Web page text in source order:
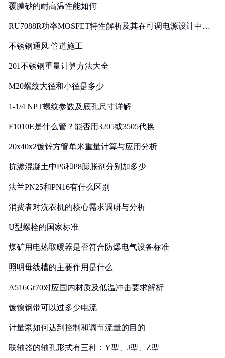
覆膜砂的耐高温性能如何
RU7088R功率MOSFET特性解析及其在可调电源设计中的
不锈钢通风 管道施工
201不锈钢重量计算方法大全
M20螺纹大径和小径是多少
1-1/4 NPT螺纹参数及底孔尺寸详解
F1010E是什么管？能否用3205或3505代换
20x40x2镀锌方管单米重量计算与应用分析
抗渗混凝土中P6和P8膨胀剂分别加多少
法兰PN25和PN16有什么区别
消费者对洗衣机的核心需求调研与分析
U型螺栓的国家标准
煤矿用电热取暖器是否符合防爆电气设备标准
照明母线槽的主要作用是什么
A516Gr70对应国内材质及低温冲击要求解析
镀镍钢带可以过多少电流
计量泵如何达到控制和调节流量的目的
联轴器的轴孔形式有三种：Y型、J型、Z型